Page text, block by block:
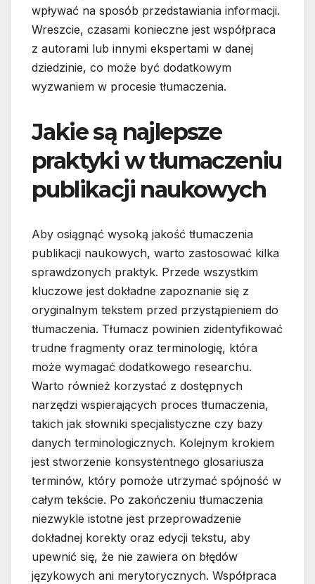
wpływać na sposób przedstawiania informacji.
Wreszcie, czasami konieczne jest współpraca
z autorami lub innymi ekspertami w danej
dziedzinie, co może być dodatkowym
wyzwaniem w procesie tłumaczenia.
Jakie są najlepsze
praktyki w tłumaczeniu
publikacji naukowych
Aby osiągnąć wysoką jakość tłumaczenia
publikacji naukowych, warto zastosować kilka
sprawdzonych praktyk. Przede wszystkim
kluczowe jest dokładne zapoznanie się z
oryginalnym tekstem przed przystąpieniem do
tłumaczenia. Tłumacz powinien zidentyfikować
trudne fragmenty oraz terminologię, która
może wymagać dodatkowego researchu.
Warto również korzystać z dostępnych
narzędzi wspierających proces tłumaczenia,
takich jak słowniki specjalistyczne czy bazy
danych terminologicznych. Kolejnym krokiem
jest stworzenie konsystentnego glosariusza
terminów, który pomoże utrzymać spójność w
całym tekście. Po zakończeniu tłumaczenia
niezwykle istotne jest przeprowadzenie
dokładnej korekty oraz edycji tekstu, aby
upewnić się, że nie zawiera on błędów
językowych ani merytorycznych. Współpraca